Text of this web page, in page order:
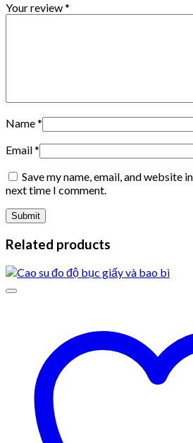
Your review*
Name*
Email*
Save my name, email, and website
next time I comment.
Related products